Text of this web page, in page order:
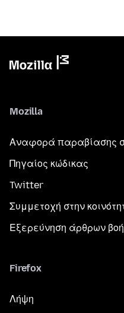
Mozilla
Αναφορά παραβίασης
Πηγαίος κώδικας
Twitter
Συμμετοχή στην
Εξερεύνηση άρθρων
Firefox
Λήψη